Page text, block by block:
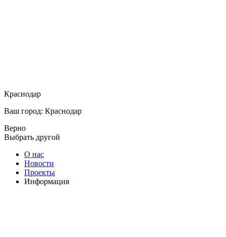
Краснодар
Ваш город: Краснодар
Верно
Выбрать другой
О нас
Новости
Проекты
Информация